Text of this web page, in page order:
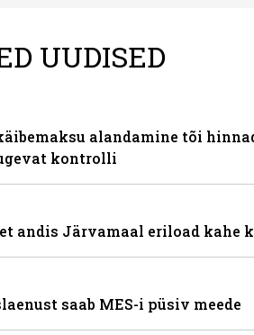
UUDISED
alandamine tõi
kontrolli
andis Järvamaal eriload kahe
saab MES-i püsiv meede